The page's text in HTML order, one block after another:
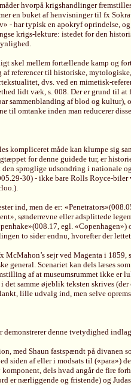
hvorpå krigshandlinger
en buket af henvisninger til fx
- har typisk en apokryf
krigs-lekture: istedet for den
skel mellem fortællende kamp
referencer til historiske,
dvs. ved en mimetisk-
lidt væk, s. 008. Der er grund til
sammenblanding af blod og
omtanke inden man reducerer
måde kan klumpe sig
for denne guidede tur, er
sproglige udsondring i
30) - ikke bare Rolls Royce-
ind, men de er:
sønderrevne eller adsplittede
egl.
to sider endnu, hvorefter der
sejr ved Magenta i
Scenariet kan dels læses
af at museumsrummet ikke
samme øjeblik teksten skrives
lille udvalg ind, men selve
denne tvetydighed
med Shaun fastspændt på divanen
af eller i modsats til («para»)
dels hvad angår de fire
er nærliggende og fristende) og